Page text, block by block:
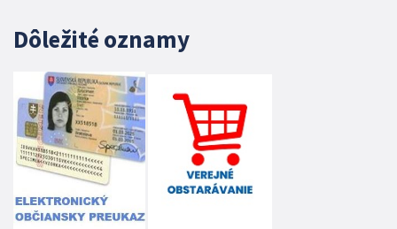
Dôležité oznamy